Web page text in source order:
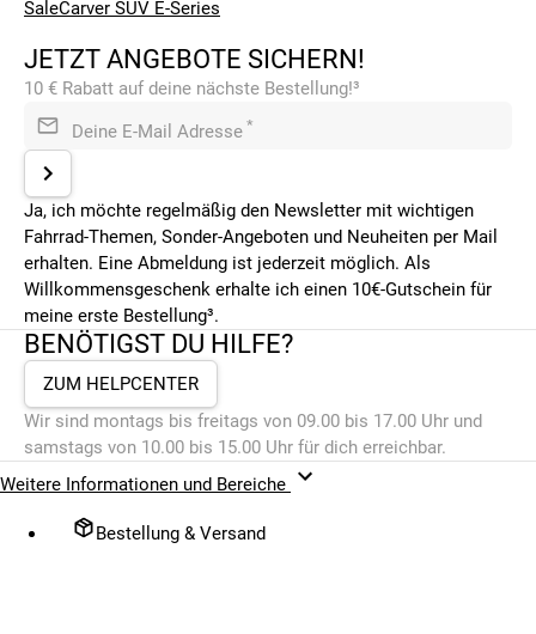
SaleCarver SUV E-Series
JETZT ANGEBOTE SICHERN!
10 € Rabatt auf deine nächste Bestellung!³
Deine E-Mail Adresse *
Ja, ich möchte regelmäßig den Newsletter mit wichtigen
Fahrrad-Themen, Sonder-Angeboten und Neuheiten per Mail
erhalten. Eine Abmeldung ist jederzeit möglich. Als
Willkommensgeschenk erhalte ich einen 10€-Gutschein für
meine erste Bestellung³.
BENÖTIGST DU HILFE?
ZUM HELPCENTER
Wir sind montags bis freitags von 09.00 bis 17.00 Uhr und
samstags von 10.00 bis 15.00 Uhr für dich erreichbar.
Weitere Informationen und Bereiche
Bestellung & Versand